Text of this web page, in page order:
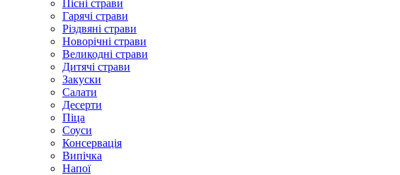
Пісні страви
Гарячі страви
Різдвяні страви
Новорічні страви
Великодні страви
Дитячі страви
Закуски
Салати
Десерти
Піца
Соуси
Консервація
Випічка
Напої